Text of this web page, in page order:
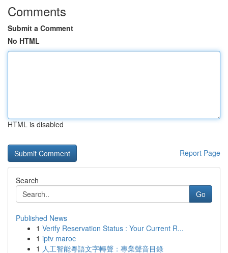
Comments
Submit a Comment
No HTML
HTML is disabled
Report Page
Search
Go
Published News
1 Verify Reservation Status : Your Current R...
1 iptv maroc
1 人工智能粵語文字轉聲：專業聲音目錄